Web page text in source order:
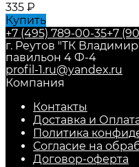
335 ₽
Купить
+7 (495) 789-00-35+7
г. Реутов "ТК
павильон 4 Ф-4
profil-1.ru@yandex.ru
Компания
Контакты
Доставка и
Политика
Согласие на
Договор-оферта